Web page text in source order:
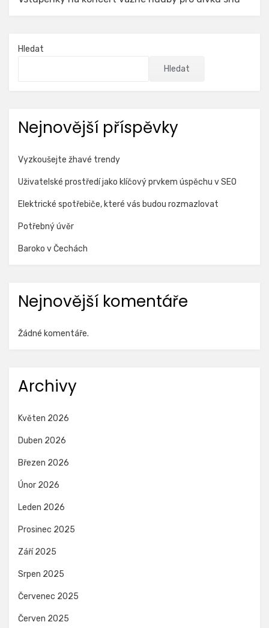
Hledat
Hledat
Nejnovější příspěvky
Vyzkoušejte žhavé trendy
Uživatelské prostředí jako klíčový prvkem úspěchu v SEO
Elektrické spotřebiče, které vás budou rozmazlovat
Potřebný úvěr
Baroko v Čechách
Nejnovější komentáře
Žádné komentáře.
Archivy
Květen 2026
Duben 2026
Březen 2026
Únor 2026
Leden 2026
Prosinec 2025
Září 2025
Srpen 2025
Červenec 2025
Červen 2025